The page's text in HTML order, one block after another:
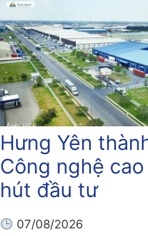
Hưng Yên
Công nghệ
hút đầu tư
07/08/2026